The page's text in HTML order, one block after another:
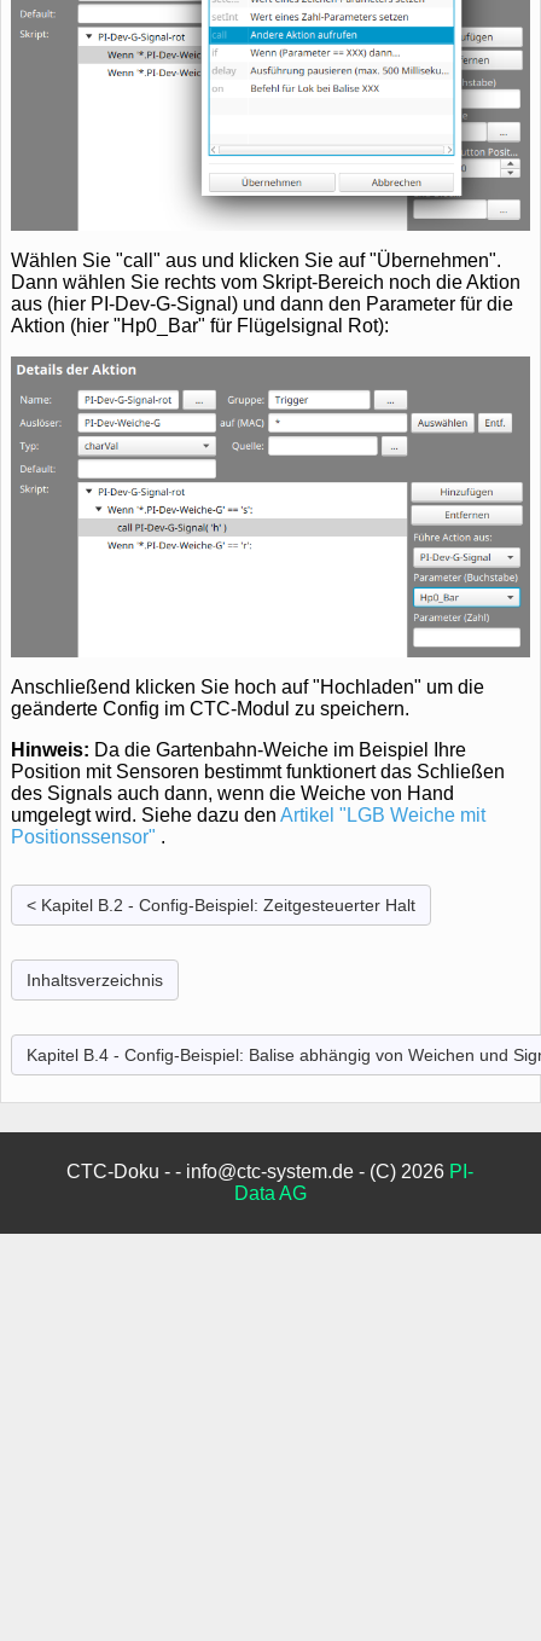
Wählen Sie "call" aus und klicken Sie auf "Übernehmen".
Dann wählen Sie rechts vom Skript-Bereich noch die Aktion
aus (hier PI-Dev-G-Signal) und dann den Parameter für die
Aktion (hier "Hp0_Bar" für Flügelsignal Rot):
Anschließend klicken Sie hoch auf "Hochladen" um die
geänderte Config im CTC-Modul zu speichern.
Hinweis: Da die Gartenbahn-Weiche im Beispiel Ihre
Position mit Sensoren bestimmt funktionert das Schließen
des Signals auch dann, wenn die Weiche von Hand
umgelegt wird. Siehe dazu den Artikel "LGB Weiche mit
Positionssensor" .
< Kapitel B.2 - Config-Beispiel: Zeitgesteuerter Halt
Inhaltsverzeichnis
Kapitel B.4 - Config-Beispiel: Balise abhängig von Weichen und
CTC-Doku - - info@ctc-system.de - (C) 2026 PI-
Data AG